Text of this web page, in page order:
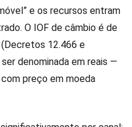
e os recursos entram
O IOF de câmbio é de
12.466 e
denominada em reais —
preço em moeda